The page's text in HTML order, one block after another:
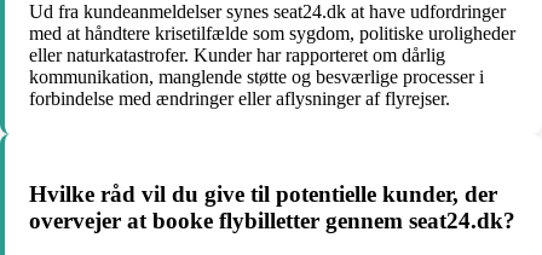
Ud fra kundeanmeldelser synes seat24.dk at have udfordringer
med at håndtere krisetilfælde som sygdom, politiske uroligheder
eller naturkatastrofer. Kunder har rapporteret om dårlig
kommunikation, manglende støtte og besværlige processer i
forbindelse med ændringer eller aflysninger af flyrejser.
Hvilke råd vil du give til potentielle kunder, der
overvejer at booke flybilletter gennem seat24.dk?